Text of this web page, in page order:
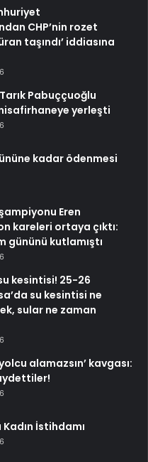
CHP’nin rozet
taşındı’ iddiasına
Pabuççuoğlu
yerleşti
kadar ödenmesi
Eren
kareleri ortaya çıktı:
gününü kutlamıştı
kesintisi! 25-26
su kesintisi ne
sular ne zaman
alamazsın’ kavgası:
İstihdamı